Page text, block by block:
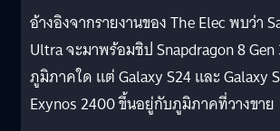
อ้างอิงจากรายงานของ The Elec พบว่า
Ultra จะมาพร้อมชิป Snapdragon 8
ภูมิภาคใด แต่ Galaxy S24 และ Galaxy
Exynos 2400 ขึ้นอยู่กับภูมิภาคที่วางขาย